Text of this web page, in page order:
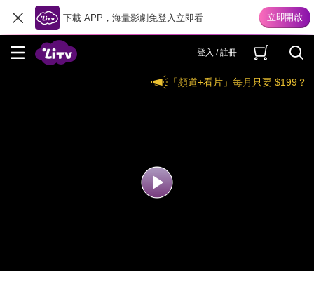
下載 APP，海量影劇免登入立即看
登入 / 註冊
「頻道+看片」每月只要 $199？